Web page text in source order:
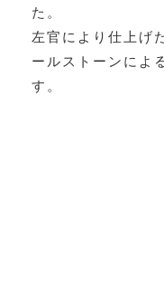
た。
左官により仕上げ
ールストーンによ
す。